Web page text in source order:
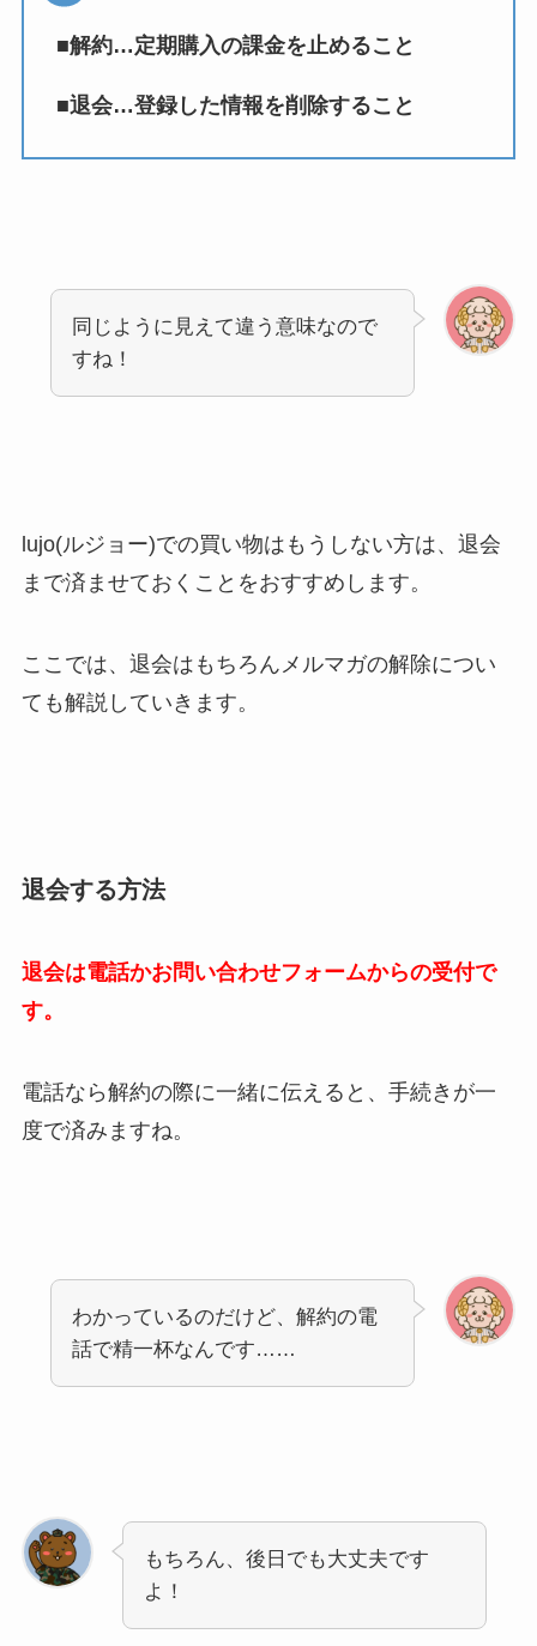
■解約…定期購入の課金を止めること
■退会…登録した情報を削除すること
同じように見えて違う意味なので
すね！
lujo(ルジョー)での買い物はもうしない方は、退会
まで済ませておくことをおすすめします。
ここでは、退会はもちろんメルマガの解除につい
ても解説していきます。
退会する方法
退会は電話かお問い合わせフォームからの受付で
す。
電話なら解約の際に一緒に伝えると、手続きが一
度で済みますね。
わかっているのだけど、解約の電
話で精一杯なんです……
もちろん、後日でも大丈夫です
よ！